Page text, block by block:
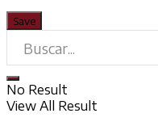
No Result
View All Result